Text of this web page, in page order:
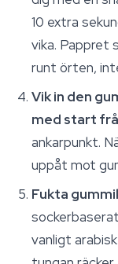
10 extra
vika. Pappret
runt örten,
Vik in den
med start
ankarpunkt.
uppåt mot
Fukta
vanligt